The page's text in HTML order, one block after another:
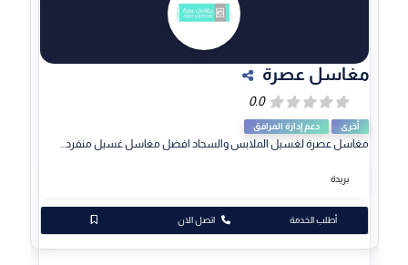
مغاسل عصرة
أخرى دعم إدارة المرافق
مغاسل عصرة لغسيل الملابس والسجاد افضل مغاسل غسيل منفرد...
بريدة
اتصل الان أطلب الخدمة